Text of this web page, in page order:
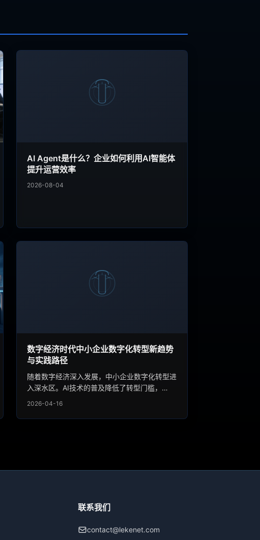
AI Agent是什么？企业如何利用AI智能体
提升运营效率
2026-08-04
数字经济时代中小企业数字化转型新趋势
与实践路径
随着数字经济深入发展，中小企业数字化转型进
入深水区。AI技术的普及降低了转型门槛，
2026-04-16
联系我们
contact@lekenet.com